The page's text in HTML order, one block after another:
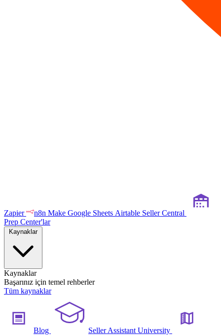
Zapier n8n Make Google Sheets Airtable Seller Central
Prep Center'lar
Kaynaklar
Kaynaklar
Başarınız için temel rehberler
Tüm kaynaklar
Blog Seller Assistant University